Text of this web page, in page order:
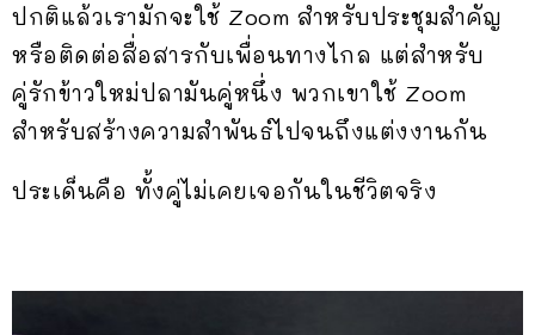
ปกติแล้วเรามักจะใช้ Zoom สำหรับประชุมสำคัญ
หรือติดต่อสื่อสารกับเพื่อนทางไกล แต่สำหรับ
คู่รักข้าวใหม่ปลามันคู่หนึ่ง พวกเขาใช้ Zoom
สำหรับสร้างความสำพันธ์ไปจนถึงแต่งงานกัน
ประเด็นคือ ทั้งคู่ไม่เคยเจอกันในชีวิตจริง